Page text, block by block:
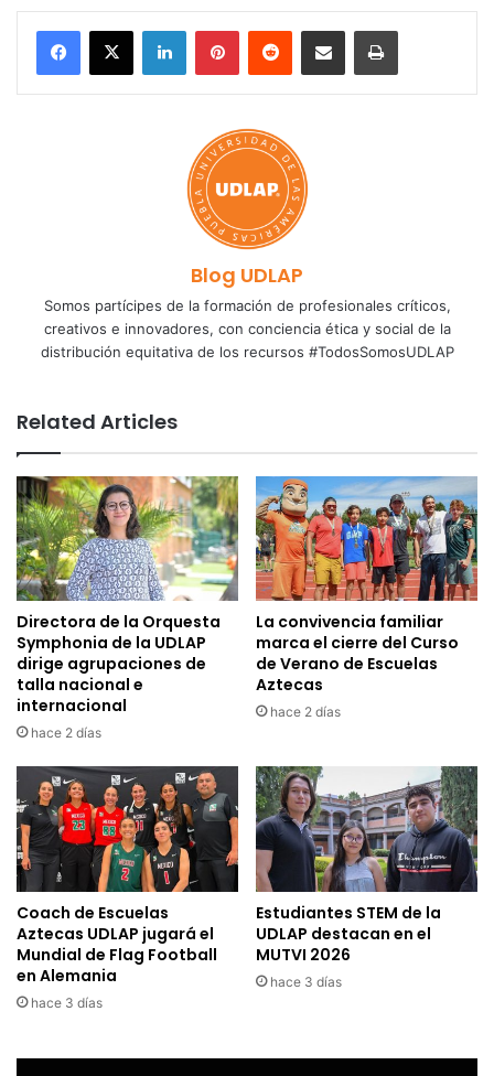
LinkedInPinterestReddit Share via Email Print
Blog UDLAP
Somos partícipes de la formación de profesionales críticos,
creativos e innovadores, con conciencia ética y social de la
distribución equitativa de los recursos #TodosSomosUDLAP
Related Articles
Directora de la Orquesta
Symphonia de la UDLAP
dirige agrupaciones de
talla nacional e
internacional
hace 2 días
La convivencia familiar
marca el cierre del Curso
de Verano de Escuelas
Aztecas
hace 2 días
Coach de Escuelas
Aztecas UDLAP jugará el
Mundial de Flag Football
en Alemania
hace 3 días
Estudiantes STEM de la
UDLAP destacan en el
MUTVI 2026
hace 3 días